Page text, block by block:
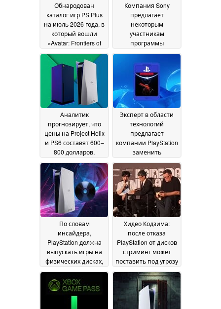
Обнародован
каталог игр PS Plus
на июль 2026 года, в
который вошли
«Avatar: Frontiers of
Pandora», «Dying
Light» и другие игры
15 July 2026
Компания Sony
предлагает
некоторым
участникам
программы
PlayStation Plus
бесплатный годовой
абонемент на PS
Plus Premium
15 July
2026
Аналитик
прогнозирует, что
цены на Project Helix
и PS6 составят 600–
800 долларов,
поскольку стоимость
оперативной
памяти снижается
перед выпуском14
July 2026
Эксперт в области
технологий
предлагает
компании PlayStation
заменить
физические диски
для PS5 на
картриджи с
памятью 3D NAND14
July 2026
По словам
инсайдера,
PlayStation должна
выпускать игры на
физических дисках,
иначе запуск PS6
закончится
провалом09 July 2026
Хидео Кодзима:
после отказа
PlayStation от дисков
стриминг может
поставить под угрозу
право
собственности на
игры и фильмы
07 July
2026